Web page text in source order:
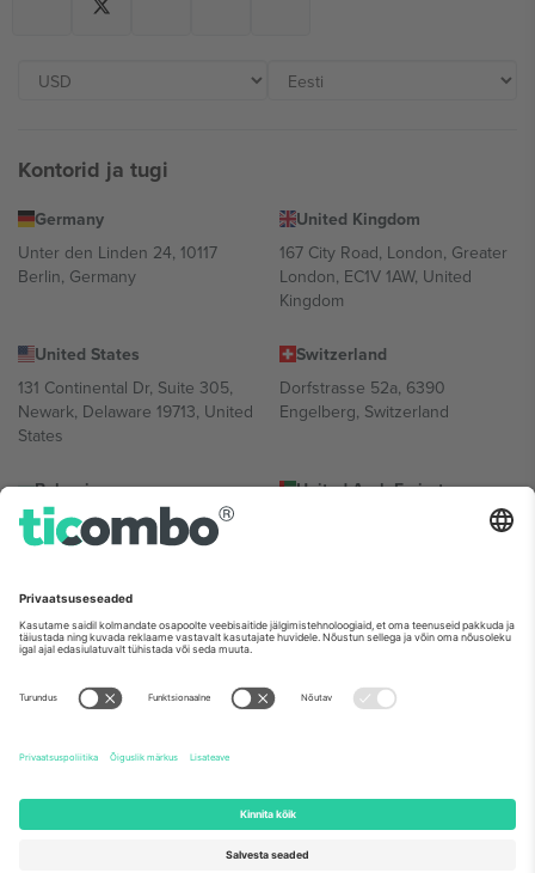
Kontorid ja tugi
Germany
Unter den Linden 24, 10117
Berlin, Germany
United Kingdom
167 City Road, London, Greater
London, EC1V 1AW, United
Kingdom
United States
131 Continental Dr, Suite 305,
Newark, Delaware 19713, United
States
Switzerland
Dorfstrasse 52a, 6390
Engelberg, Switzerland
Bulgaria
Regus Sofia City West, bul
Totleben 53-55, 1606 Sofia,
United Arab Emirates
UAE Dubai Silicon Oasis, DDP
Mexico
Av Chapultepec 360, Roma
Norte, Cuauhtémoc, 06700
Ciudad de México, CDMX,
sündmusest ja/või domeenist. Detailide jaoks vaata konkreetse
sündmuse lehte, impressumit ja tingimusi.,
2026 Ticombo. Kõik õigused kaitstud.